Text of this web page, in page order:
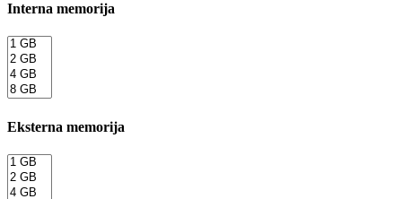
Interna memorija
Eksterna memorija